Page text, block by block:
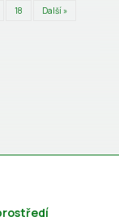
18 Další »